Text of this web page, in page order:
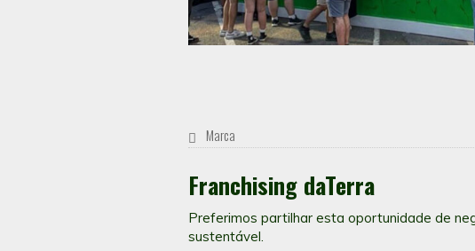
Marca
Franchising daTerra
Preferimos partilhar esta oportunidade de
sustentável.